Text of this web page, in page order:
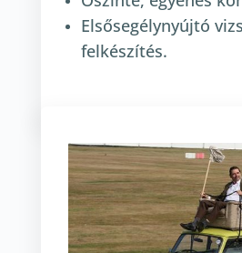
Elsősegélynyújtó
felkészítés.